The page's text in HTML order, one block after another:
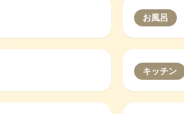
お風呂
キッチン